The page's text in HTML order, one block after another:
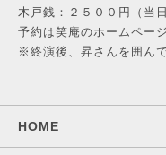
木戸銭：２５００円（当
予約は笑庵のホームペー
※終演後、昇さんを囲ん
HOME